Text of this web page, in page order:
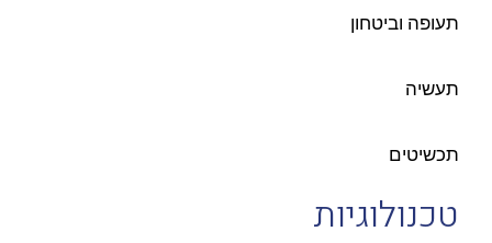
תעופה וביטחון
תעשיה
תכשיטים
טכנולוגיות